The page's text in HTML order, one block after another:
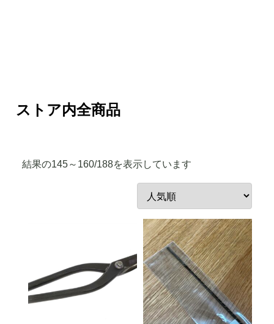
ストア内全商品
結果の145～160/188を表示しています
気